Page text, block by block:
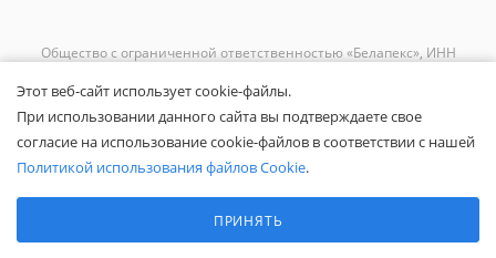
Общество с ограниченной ответственностью «Белапекс», ИНН
Обращаем ваше внимание, что вся представленная на сайте
информация носит исключительно информационный характер и не
является публичной офертой.
Вы принимаете условияполитики
сайте Белапекс.ру.
Этот веб-сайт использует cookie-файлы.
При использовании данного сайта вы подтверждаете свое
согласие на использование cookie-файлов в соответствии с нашей
Политикой использования файлов Cookie.
Аналитические/Функциональные
ПРИНЯТЬ